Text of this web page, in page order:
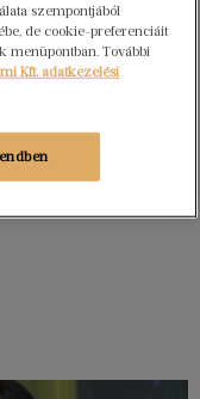
szempontjából
de cookie-preferenciáit
menüpontban. További
Kft. adatkezelési